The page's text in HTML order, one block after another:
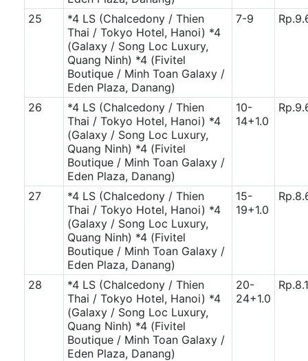
25
*4 LS (Chalcedony / Thien
Thai / Tokyo Hotel, Hanoi) *4
(Galaxy / Song Loc Luxury,
Quang Ninh) *4 (Fivitel
Boutique / Minh Toan Galaxy /
Eden Plaza, Danang)
7-9
26
*4 LS (Chalcedony / Thien
Thai / Tokyo Hotel, Hanoi) *4
(Galaxy / Song Loc Luxury,
Quang Ninh) *4 (Fivitel
Boutique / Minh Toan Galaxy /
Eden Plaza, Danang)
10-
14+1.0
27
*4 LS (Chalcedony / Thien
Thai / Tokyo Hotel, Hanoi) *4
(Galaxy / Song Loc Luxury,
Quang Ninh) *4 (Fivitel
Boutique / Minh Toan Galaxy /
Eden Plaza, Danang)
15-
19+1.0
28
*4 LS (Chalcedony / Thien
Thai / Tokyo Hotel, Hanoi) *4
(Galaxy / Song Loc Luxury,
Quang Ninh) *4 (Fivitel
Boutique / Minh Toan Galaxy /
Eden Plaza, Danang)
20-
24+1.0